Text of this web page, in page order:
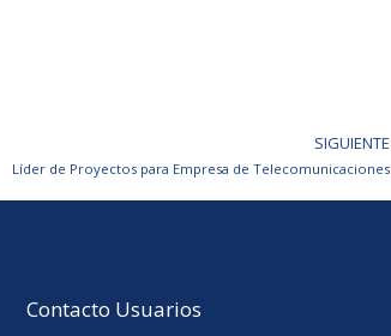
SIGUIENTE
Líder de Proyectos para Empresa de Telecomunicaciones
Contacto Usuarios